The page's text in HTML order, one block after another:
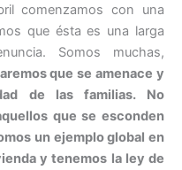
comenzamos con una
que ésta es una larga
Somos muchas,
que se amenace y
de las familias. No
que se esconden
un ejemplo global en
y tenemos la ley de